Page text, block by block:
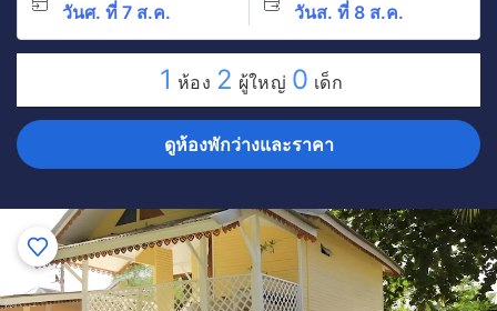
วันศ. ที่ 7 ส.ค. วันส. ที่ 8 ส.ค.
1 ห้อง 2 ผู้ใหญ่ 0 เด็ก
ดูห้องพักว่างและราคา